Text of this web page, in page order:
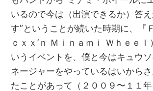
いるので今は（出演できるか）答
す”ということが続いた時期に、『
ｃｘｘ’ｎ Ｍｉｎａｍｉ Ｗｈｅｅｌ
いうイベントを、僕と今はキュウ
ネージャーをやっているはいから
たことがあって（２００９〜１１